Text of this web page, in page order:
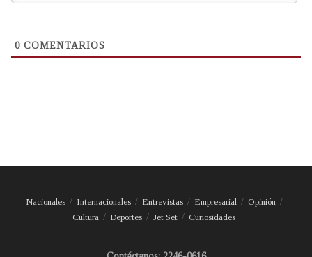
0 COMENTARIOS
Nacionales Internacionales Entrevistas Empresarial
Opinión
Cultura
Deportes Jet Set Curiosidades